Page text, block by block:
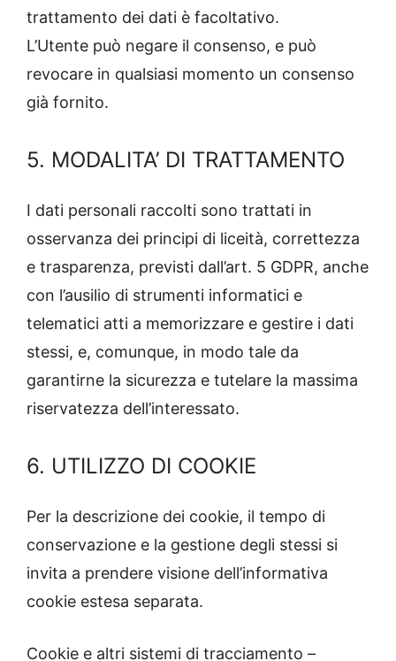
trattamento dei dati è facoltativo.
L’Utente può negare il consenso, e può
revocare in qualsiasi momento un consenso
già fornito.
5. MODALITA’ DI TRATTAMENTO
I dati personali raccolti sono trattati in
osservanza dei principi di liceità, correttezza
e trasparenza, previsti dall’art. 5 GDPR, anche
con l’ausilio di strumenti informatici e
telematici atti a memorizzare e gestire i dati
stessi, e, comunque, in modo tale da
garantirne la sicurezza e tutelare la massima
riservatezza dell’interessato.
6. UTILIZZO DI COOKIE
Per la descrizione dei cookie, il tempo di
conservazione e la gestione degli stessi si
invita a prendere visione dell’informativa
cookie estesa separata.
Cookie e altri sistemi di tracciamento –